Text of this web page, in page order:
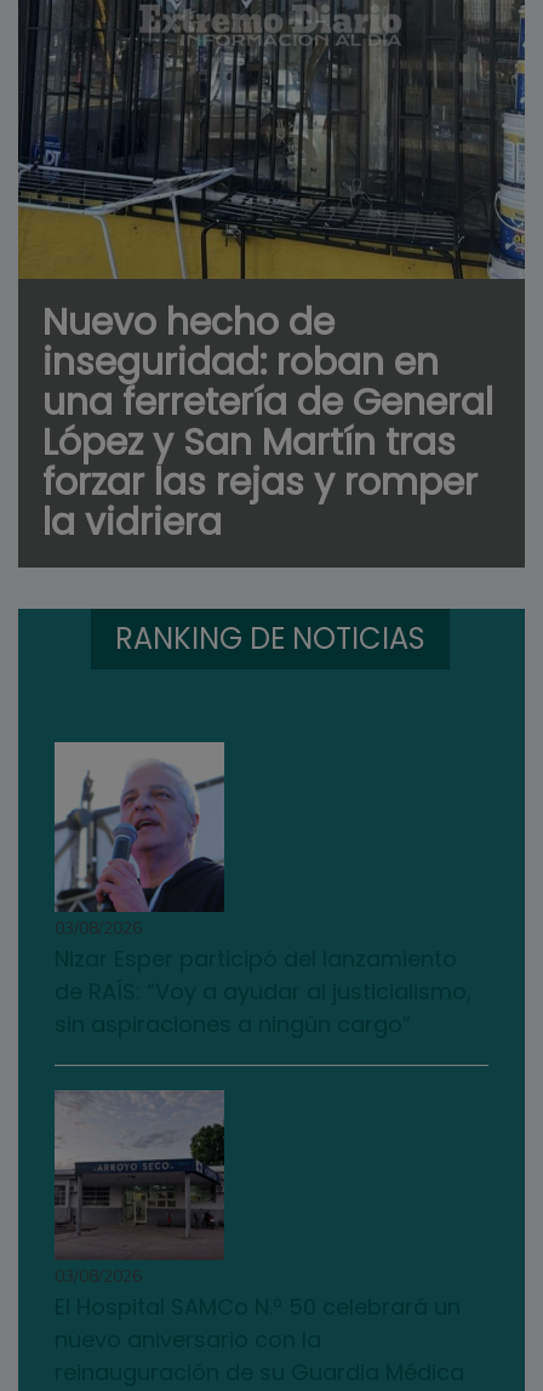
Nuevo hecho de
inseguridad: roban en
una ferretería de General
López y San Martín tras
forzar las rejas y romper
la vidriera
RANKING DE NOTICIAS
03/08/2026
03/08/2026